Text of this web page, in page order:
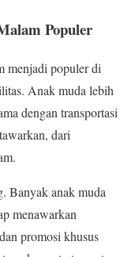
Populer
menjadi populer di
Anak muda lebih
dengan transportasi
dari
Banyak anak muda
menawarkan
promosi khusus